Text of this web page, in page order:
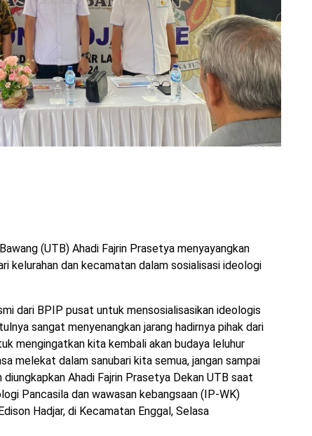
(UTB) Ahadi Fajrin Prasetya menyayangkan
kelurahan dan kecamatan dalam sosialisasi ideologi
dari BPIP pusat untuk mensosialisasikan ideologis
sangat menyenangkan jarang hadirnya pihak dari
mengingatkan kita kembali akan budaya leluhur
melekat dalam sanubari kita semua, jangan sampai
Ahadi Fajrin Prasetya Dekan UTB saat
Pancasila dan wawasan kebangsaan (IP-WK)
Hadjar, di Kecamatan Enggal, Selasa